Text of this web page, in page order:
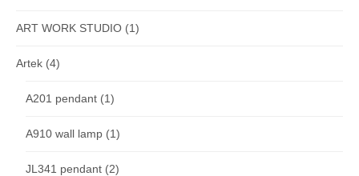
ART WORK STUDIO (1)
Artek (4)
A201 pendant (1)
A910 wall lamp (1)
JL341 pendant (2)